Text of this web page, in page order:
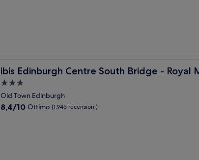
ibis Edinburgh Centre South Bridge - Royal
ibis Edinburgh Centre South Bridge - Royal Mile
Struttura
a
3.0
Old Town Edinburgh
8.4
8,4/10 Ottimo (1.945 recensioni)